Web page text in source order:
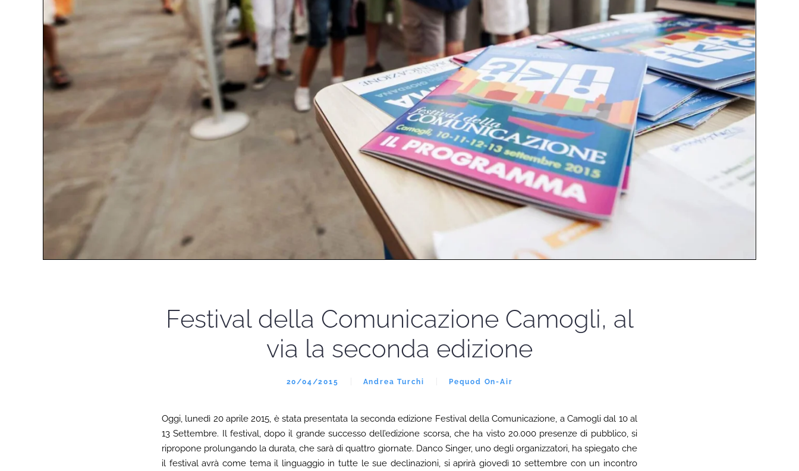
Festival della Comunicazione Camogli, al
via la seconda edizione
20/04/2015 Andrea Turchi Pequod On-Air
Oggi, lunedì 20 aprile 2015, è stata presentata la seconda edizione Festival della Comunicazione, a Camogli dal 10 al
13 Settembre. Il festival, dopo il grande successo dell’edizione scorsa, che ha visto 20.000 presenze di pubblico, si
ripropone prolungando la durata, che sarà di quattro giornate. Danco Singer, uno degli organizzatori, ha spiegato che
il festival avrà come tema il linguaggio in tutte le sue declinazioni, si aprirà giovedì 10 settembre con un incontro